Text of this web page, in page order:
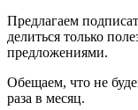
Предлагаем
делиться только
предложениями.
Обещаем, что не
раза в месяц.